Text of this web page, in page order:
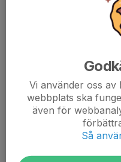
Vi använder oss
webbplats ska
även för
Så